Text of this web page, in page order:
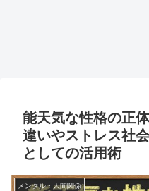
能天気な性格の正
違いやストレス社
としての活用術
メンタル・人間関係